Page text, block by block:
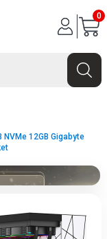
0
NVMe 12GB Gigabyte